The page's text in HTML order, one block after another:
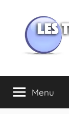
contenu
Les
trésors
Menu